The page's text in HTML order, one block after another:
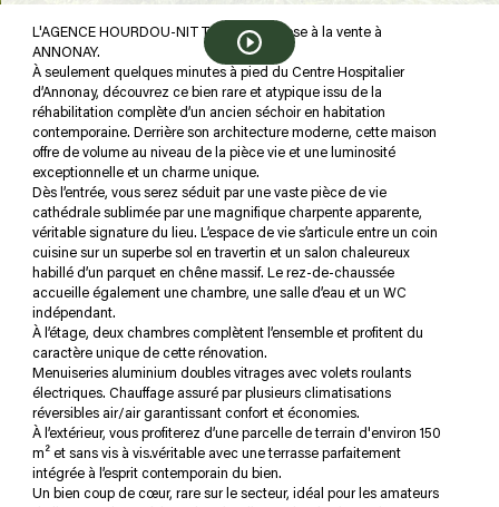
COPROPRIÉTÉ
plus d'informations sur
LE QUARTIER
bilan
ÉNERGÉTIQUE
L'AGENCE HOURDOU-NITTO vous propose à la vente à
ANNONAY.
À seulement quelques minutes à pied du Centre Hospitalier
d’Annonay, découvrez ce bien rare et atypique issu de la
réhabilitation complète d’un ancien séchoir en habitation
contemporaine. Derrière son architecture moderne, cette maison
offre de volume au niveau de la pièce vie et une luminosité
exceptionnelle et un charme unique.
Dès l’entrée, vous serez séduit par une vaste pièce de vie
cathédrale sublimée par une magnifique charpente apparente,
véritable signature du lieu. L’espace de vie s’articule entre un coin
cuisine sur un superbe sol en travertin et un salon chaleureux
habillé d’un parquet en chêne massif. Le rez-de-chaussée
accueille également une chambre, une salle d’eau et un WC
indépendant.
À l’étage, deux chambres complètent l’ensemble et profitent du
caractère unique de cette rénovation.
Menuiseries aluminium doubles vitrages avec volets roulants
électriques. Chauffage assuré par plusieurs climatisations
réversibles air/air garantissant confort et économies.
À l’extérieur, vous profiterez d’une parcelle de terrain d'environ 150
m² et sans vis à vis.véritable avec une terrasse parfaitement
intégrée à l’esprit contemporain du bien.
Un bien coup de cœur, rare sur le secteur, idéal pour les amateurs